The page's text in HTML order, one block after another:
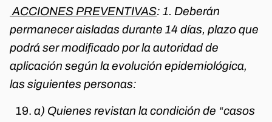
ACCIONES PREVENTIVAS: 1. Deberán
permanecer aisladas durante 14 días, plazo que
podrá ser modificado por la autoridad de
aplicación según la evolución epidemiológica,
las siguientes personas:
a) Quienes revistan la condición de “casos